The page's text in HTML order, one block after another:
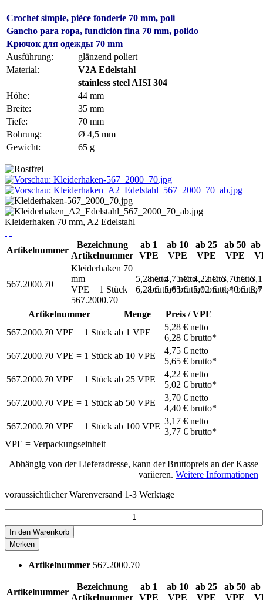
Crochet simple, pièce fonderie 70 mm, poli
Gancho para ropa, fundición fina 70 mm, polido
Крючок для одежды 70 mm
Ausführung:
glänzend poliert
Material:
V2A Edelstahl
stainless steel AISI 304
Höhe:
44 mm
Breite:
35 mm
Tiefe:
70 mm
Bohrung:
Ø 4,5 mm
Gewicht:
65 g
Kleiderhaken 70 mm, A2 Edelstahl
Artikelnummer
Bezeichnung
Artikelnummer
ab 1
VPE
ab 10
VPE
ab 25
VPE
ab 50
VPE
ab
567.2000.70
Kleiderhaken 70
mm
VPE = 1 Stück
567.2000.70
5,28 €
netto
6,28 €brutto*
4,75 €
netto
5,65 €brutto*
4,22 €
netto
5,02 €brutto*
3,70 €
netto
4,40 €brutto*
Artikelnummer Menge
Preis / VPE
567.2000.70 VPE = 1 Stück ab 1 VPE
5,28 €netto
6,28 €brutto*
567.2000.70 VPE = 1 Stück ab 10 VPE
4,75 €netto
5,65 €brutto*
567.2000.70 VPE = 1 Stück ab 25 VPE
4,22 €netto
5,02 €brutto*
567.2000.70 VPE = 1 Stück ab 50 VPE
3,70 €netto
4,40 €brutto*
567.2000.70 VPE = 1 Stück ab 100 VPE
3,17 €netto
3,77 €brutto*
VPE = Verpackungseinheit
Abhängig von der Lieferadresse, kann der Bruttopreis an der Kasse
variieren. Weitere Informationen
voraussichtlicher Warenversand 1-3 Werktage
In den Warenkorb
Merken
Artikelnummer 567.2000.70
Artikelnummer
Bezeichnung
Artikelnummer
ab 1
VPE
ab 10
VPE
ab 25
VPE
ab 50
VPE
ab